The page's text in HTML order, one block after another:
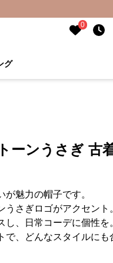
0
グ
ーンうさぎ 古
魅力の帽子です。
さぎロゴがアクセント
、日常コーデに個性を
で、どんなスタイルにも